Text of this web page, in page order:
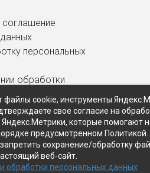
соглашение
персональных
обработки
файлы cookie, инструменты
свое согласие на
которые помогают
предусмотренном Политикой.
сохранение/обработку
веб-сайт.
обработки персональных данных